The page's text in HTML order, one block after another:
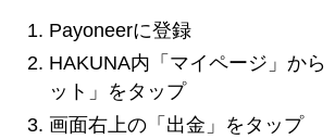
Payoneerに登録
HAKUNA内「マイページ」から
ット」をタップ
画面右上の「出金」をタップ